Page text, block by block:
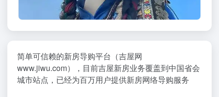
简单可信赖的新房导购平台（吉屋网
www.jiwu.com），目前吉屋新房业务覆盖到中国省会
城市站点，已经为百万用户提供新房网络导购服务